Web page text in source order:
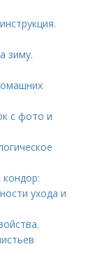
зиму.
с фото и
кондор:
ухода и